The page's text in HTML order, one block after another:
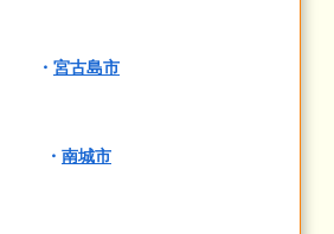
・ 宮古島市
・ 南城市